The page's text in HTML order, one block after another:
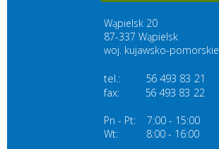
Wąpielsk 20
87-337 Wąpielsk
woj. kujawsko-pomorskie
tel.:
56 493 83 21
fax:
56 493 83 22
Pn - Pt:
7:00 - 15:00
Wt:
8:00 - 16:00